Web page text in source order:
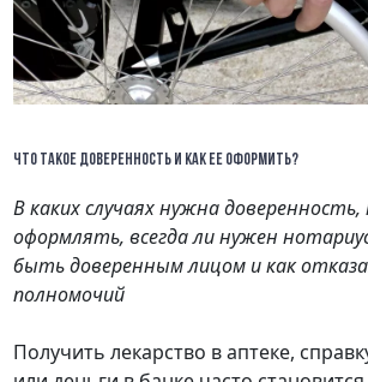
ЧТО ТАКОЕ ДОВЕРЕННОСТЬ И КАК ЕЕ ОФОРМИТЬ?
В каких случаях нужна доверенность,
оформлять, всегда ли нужен
быть доверенным лицом и как
полномочий
Получить лекарство в аптеке,